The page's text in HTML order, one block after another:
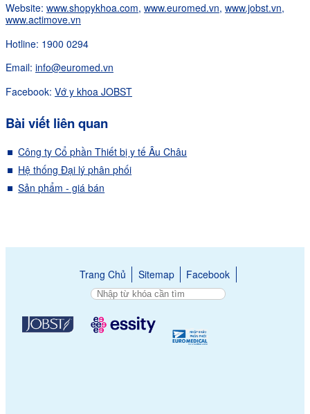
Website: www.shopykhoa.com, www.euromed.vn, www.jobst.vn,
www.actimove.vn
Hotline: 1900 0294
Email: info@euromed.vn
Facebook: Vớ y khoa JOBST
Bài viết liên quan
Công ty Cổ phần Thiết bị y tế Âu Châu
Hệ thống Đại lý phân phối
Sản phẩm - giá bán
Trang Chủ Sitemap Facebook